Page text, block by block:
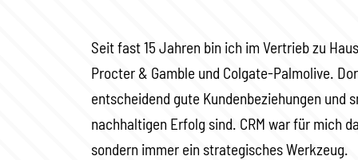
Seit fast 15 Jahren bin ich im Vertrieb zu
Procter & Gamble und Colgate-Palmolive.
entscheidend gute Kundenbeziehungen und
nachhaltigen Erfolg sind. CRM war für mich
sondern immer ein strategisches Werkzeug.